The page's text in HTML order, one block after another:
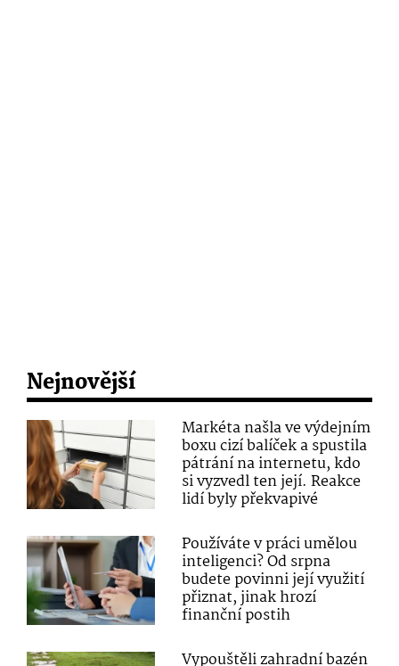
Nejnovější
Markéta našla ve výdejním
boxu cizí balíček a spustila
pátrání na internetu, kdo
si vyzvedl ten její. Reakce
lidí byly překvapivé
Používáte v práci umělou
inteligenci? Od srpna
budete povinni její využití
přiznat, jinak hrozí
finanční postih
Vypouštěli zahradní bazén